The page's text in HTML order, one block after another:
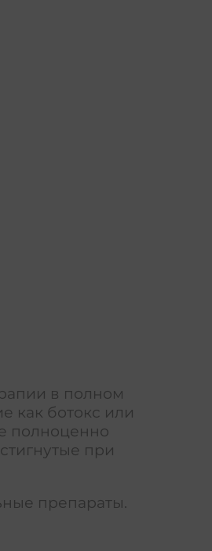
в полном
как ботокс или
полноценно
при
препараты.